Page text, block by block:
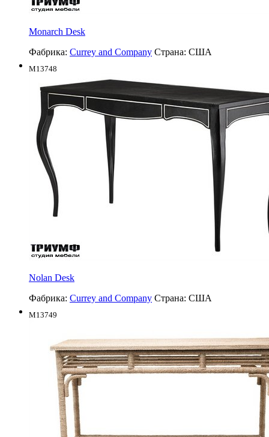
Monarch Desk
Фабрика: Currey and Company Страна: США
M13748
Nolan Desk
Фабрика: Currey and Company Страна: США
M13749